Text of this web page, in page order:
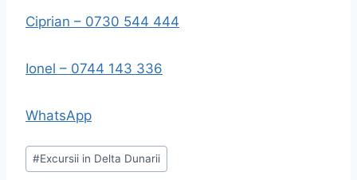
Ciprian – 0730 544 444
Ionel – 0744 143 336
WhatsApp
Post
Tags:
#Excursii in Delta Dunarii